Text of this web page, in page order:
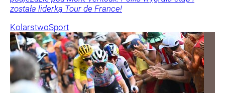
została liderką Tour de France!
KolarstwoSport